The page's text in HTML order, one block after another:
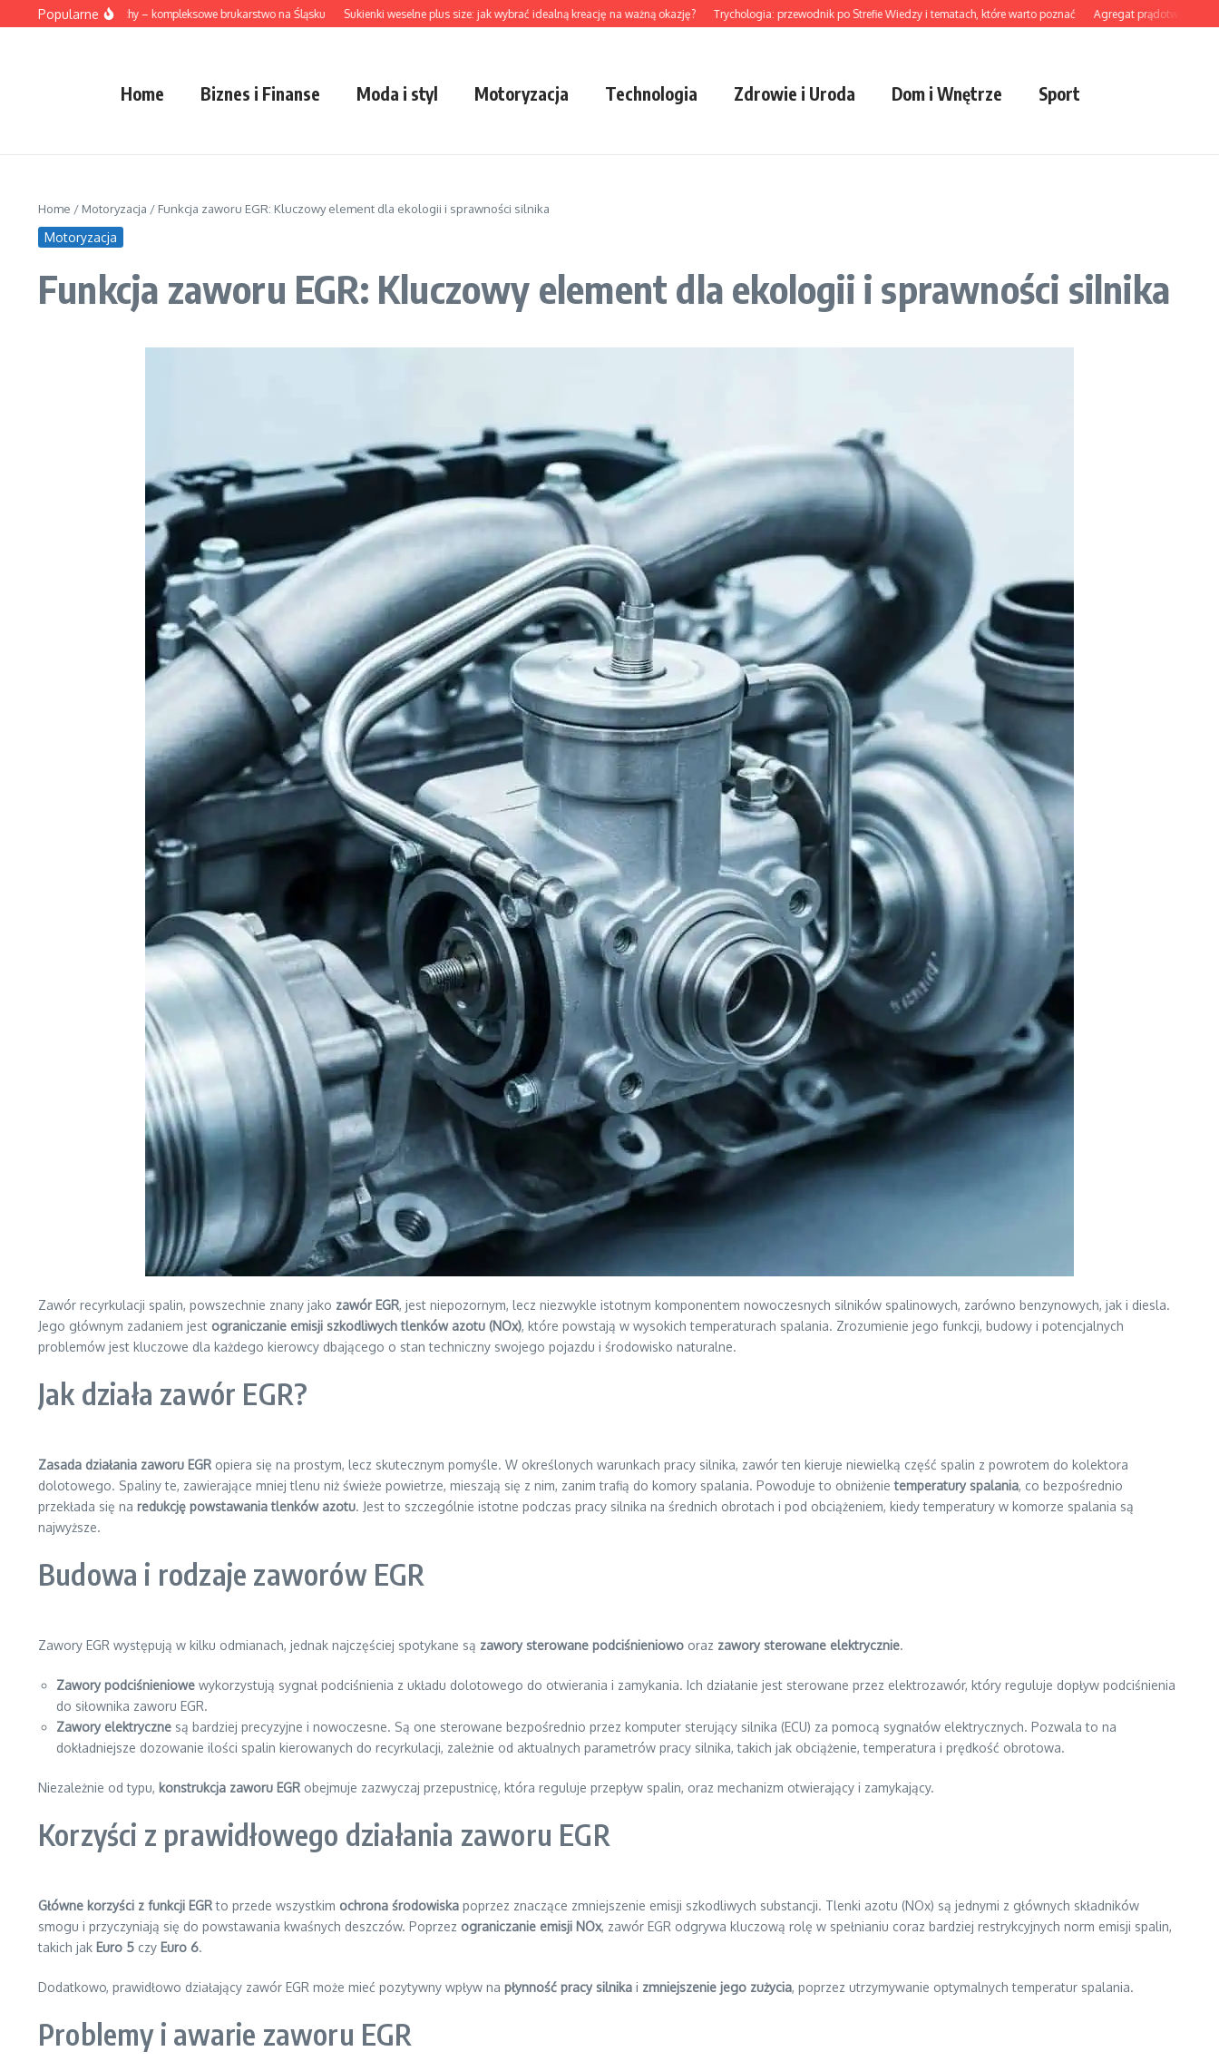
Przejdź do treści
Popularne
brukarskie Tychy – kompleksowe brukarstwo na Śląsku Sukienki weselne plus size: jak wybrać idealną kreację na ważną okazję? Trychologia: przewodnik po Strefie Wiedzy i tematach, które warto poznać Agregat prądotwórczy do
Home Biznes i Finanse Moda i styl Motoryzacja Technologia Zdrowie i Uroda Dom i Wnętrze Sport
Home / Motoryzacja / Funkcja zaworu EGR: Kluczowy element dla ekologii i sprawności silnika
Motoryzacja
Funkcja zaworu EGR: Kluczowy element dla ekologii i sprawności silnika
Zawór recyrkulacji spalin, powszechnie znany jako zawór EGR, jest niepozornym, lecz niezwykle istotnym komponentem nowoczesnych silników spalinowych, zarówno benzynowych, jak i diesla.
Jego głównym zadaniem jest ograniczanie emisji szkodliwych tlenków azotu (NOx), które powstają w wysokich temperaturach spalania. Zrozumienie jego funkcji, budowy i potencjalnych
problemów jest kluczowe dla każdego kierowcy dbającego o stan techniczny swojego pojazdu i środowisko naturalne.
Jak działa zawór EGR?
Zasada działania zaworu EGR opiera się na prostym, lecz skutecznym pomyśle. W określonych warunkach pracy silnika, zawór ten kieruje niewielką część spalin z powrotem do kolektora
dolotowego. Spaliny te, zawierające mniej tlenu niż świeże powietrze, mieszają się z nim, zanim trafią do komory spalania. Powoduje to obniżenietemperatury spalania, co bezpośrednio
przekłada się na redukcję powstawania tlenków azotu. Jest to szczególnie istotne podczas pracy silnika na średnich obrotach i pod obciążeniem, kiedy temperatury w komorze spalania są
najwyższe.
Budowa i rodzaje zaworów EGR
Zawory EGR występują w kilku odmianach, jednak najczęściej spotykane są zawory sterowane podciśnieniowo oraz zawory sterowane elektrycznie.
Zawory podciśnieniowe wykorzystują sygnał podciśnienia z układu dolotowego do otwierania i zamykania. Ich działanie jest sterowane przez elektrozawór, który reguluje dopływ podciśnienia
do siłownika zaworu EGR.
Zawory elektryczne są bardziej precyzyjne i nowoczesne. Są one sterowane bezpośrednio przez komputer sterujący silnika (ECU) za pomocą sygnałów elektrycznych. Pozwala to na
dokładniejsze dozowanie ilości spalin kierowanych do recyrkulacji, zależnie od aktualnych parametrów pracy silnika, takich jak obciążenie, temperatura i prędkość obrotowa.
Niezależnie od typu, konstrukcja zaworu EGR obejmuje zazwyczaj przepustnicę, która reguluje przepływ spalin, oraz mechanizm otwierający i zamykający.
Korzyści z prawidłowego działania zaworu EGR
Główne korzyści z funkcji EGRto przede wszystkim ochrona środowiska poprzez znaczące zmniejszenie emisji szkodliwych substancji. Tlenki azotu (NOx) są jednymi z głównych składników
smogu i przyczyniają się do powstawania kwaśnych deszczów. Poprzez ograniczanie emisji NOx, zawór EGR odgrywa kluczową rolę w spełnianiu coraz bardziej restrykcyjnych norm emisji spalin,
takich jak Euro 5 czy Euro 6.
Dodatkowo, prawidłowo działający zawór EGR może mieć pozytywny wpływ na płynność pracy silnika i zmniejszenie jego zużycia, poprzez utrzymywanie optymalnych temperatur spalania.
Problemy i awarie zaworu EGR